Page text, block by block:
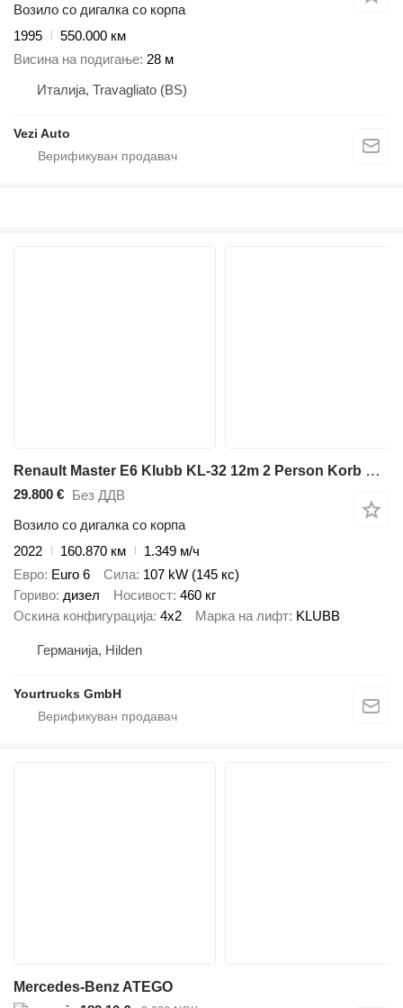
Возило со дигалка со корпа
1995
550.000 км
Висина на подигање 28 м
Италија, Travagliato (BS)
Vezi Auto
Renault Master E6 Klubb KL-32 12m 2 Person Korb Klima
29.800 € Без ДДВ
Возило со дигалка со корпа
2022
160.870 км
1.349 м/ч
Евро Euro 6 Сила 107 kW (145 кс)
Гориво дизел Носивост 460 кг
Оскина конфигурација 4x2 Марка на лифт KLUBB
Германија, Hilden
Yourtrucks GmbH
Mercedes-Benz ATEGO